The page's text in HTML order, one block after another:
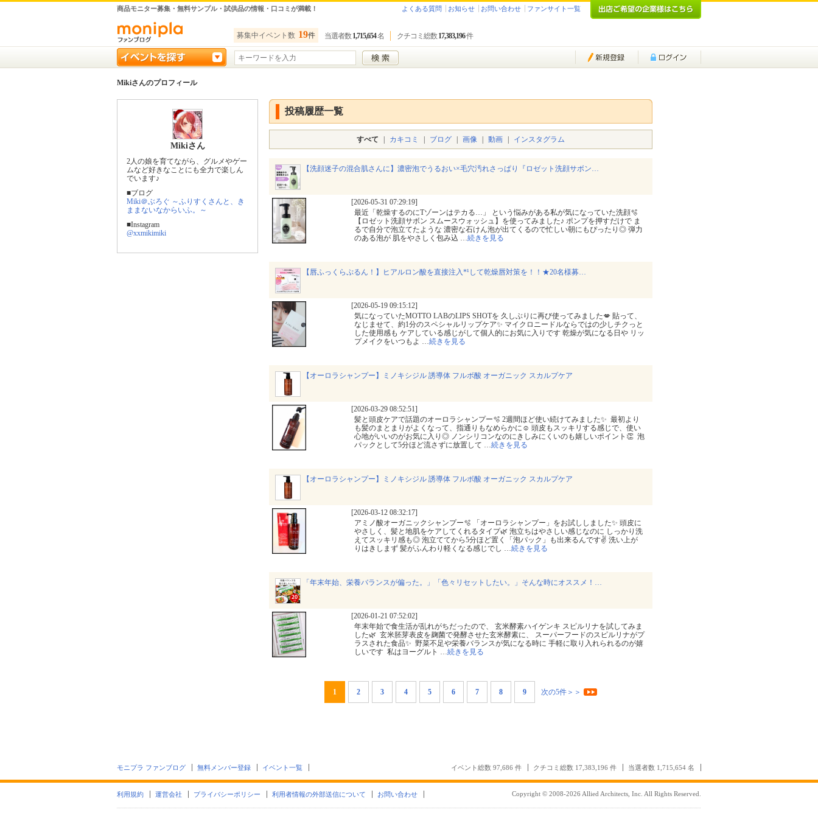
商品モニター募集・無料サンプル・試供品の情報・口コミが満載！ よくある質問 お知らせ お問い合わせ ファンサイト一覧
募集中イベント数 19件 当選者数 1,715,654名 クチコミ総数 17,383,196件
Mikiさんのプロフィール
Mikiさん
2人の娘を育てながら、グルメやゲー
ムなど好きなことにも全力で楽しん
でいます♪
■ブログ
Miki＠ぶろぐ ～ふりすくさんと、き
ままないなからいふ。～
■Instagram
@xxmikimiki
投稿履歴一覧
すべて カキコミ ブログ 画像 動画 インスタグラム
【洗顔迷子の混合肌さんに】濃密泡でうるおい×毛穴汚れさっぱり『ロゼット洗顔サボン…
[2026-05-31 07:29:19]
最近「乾燥するのにTゾーンはテカる…」⁡ ⁡という悩みがある私が気になっていた洗顔🫧
【ロゼット洗顔サボン スムースウォッシュ】を使ってみました♪ ポンプを押すだけで⁡ ⁡ま
るで自分で泡立てたような⁡ ⁡濃密な石けん泡が出てくるので忙しい朝にもぴったり◎ 弾力
のある泡が⁡ ⁡肌をやさしく包み込 …続きを見る
【唇ふっくらぷるん！】ヒアルロン酸を直接注入*¹して乾燥唇対策を！！★20名様募…
[2026-05-19 09:15:12]
気になっていたMOTTO LABのLIPS SHOTを⁡ ⁡久しぶりに再び使ってみました💋 貼って、
なじませて、約1分のスペシャルリップケア✨ マイクロニードルならではの少しチクっと
した使用感も⁡ ⁡ケアしている感じがして個人的にお気に入りです 乾燥が気になる日や⁡ ⁡リッ
プメイクをいつもよ …続きを見る
【オーロラシャンプー】ミノキシジル 誘導体 フルボ酸 オーガニック スカルプケア
[2026-03-29 08:52:51]
髪と頭皮ケアで話題のオーロラシャンプー🫧 2週間ほど使い続けてみました✨⁡ ⁡ 最初より
も髪のまとまりがよくなって、指通りもなめらかに☺️ 頭皮もスッキリする感じで、使い
心地がいいのがお気に入り◎ ノンシリコンなのにきしみにくいのも嬉しいポイント👏⁡⁡ ⁡⁡ ⁡泡
パックとして5分ほど流さずに放置して …続きを見る
【オーロラシャンプー】ミノキシジル 誘導体 フルボ酸 オーガニック スカルプケア
[2026-03-12 08:32:17]
アミノ酸オーガニックシャンプー🫧 「オーロラシャンプー」をお試ししました✨ 頭皮に
やさしく、髪と地肌をケアしてくれるタイプ🌿 泡立ちはやさしい感じなのに しっかり洗
えてスッキリ感も◎⁡ ⁡泡立ててから5分ほど置く「泡パック」も出来るんです✌️ 洗い上が
りはきしまず 髪がふんわり軽くなる感じでし …続きを見る
「年末年始、栄養バランスが偏った。」「色々リセットしたい。」そんな時にオススメ！…
[2026-01-21 07:52:02]
年末年始で食生活が乱れがちだったので、 玄米酵素ハイゲンキ スピルリナを試してみま
した🌿⁡ ⁡ 玄米胚芽表皮を麹菌で発酵させた玄米酵素に、 スーパーフードのスピルリナがプ
ラスされた食品✨⁡ ⁡ 野菜不足や栄養バランスが気になる時に⁡ ⁡手軽に取り入れられるのが嬉
しいです⁡ ⁡ 私はヨーグルト …続きを見る
1 2 3 4 5 6 7 8 9 次の5件＞＞
モニプラ ファンブログ 無料メンバー登録 イベント一覧 イベント総数 97,686 件 クチコミ総数 17,383,196 件 当選者数 1,715,654 名
利用規約 運営会社 プライバシーポリシー 利用者情報の外部送信について お問い合わせ Copyright © 2008-2026 Allied Architects, Inc. All Rights Reserved.